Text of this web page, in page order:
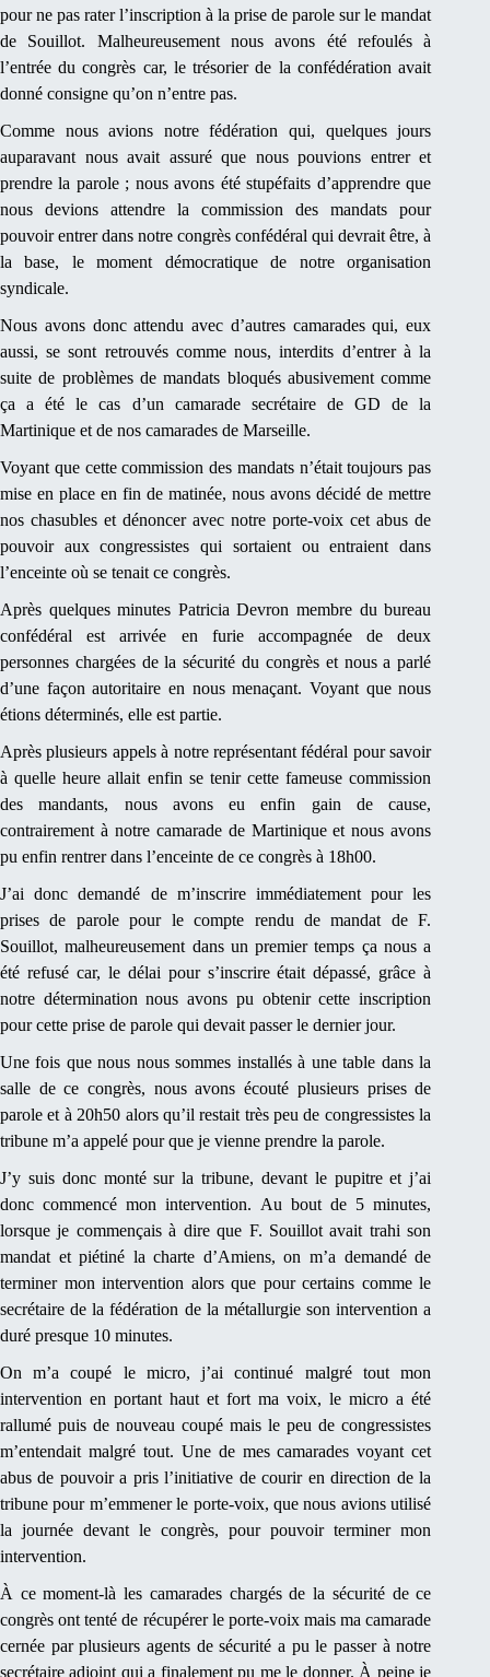
pour ne pas rater l’inscription à la prise de parole sur le mandat
de Souillot. Malheureusement nous avons été refoulés à
l’entrée du congrès car, le trésorier de la confédération avait
donné consigne qu’on n’entre pas.
Comme nous avions notre fédération qui, quelques jours
auparavant nous avait assuré que nous pouvions entrer et
prendre la parole ; nous avons été stupéfaits d’apprendre que
nous devions attendre la commission des mandats pour
pouvoir entrer dans notre congrès confédéral qui devrait être, à
la base, le moment démocratique de notre organisation
syndicale.
Nous avons donc attendu avec d’autres camarades qui, eux
aussi, se sont retrouvés comme nous, interdits d’entrer à la
suite de problèmes de mandats bloqués abusivement comme
ça a été le cas d’un camarade secrétaire de GD de la
Martinique et de nos camarades de Marseille.
Voyant que cette commission des mandats n’était toujours pas
mise en place en fin de matinée, nous avons décidé de mettre
nos chasubles et dénoncer avec notre porte-voix cet abus de
pouvoir aux congressistes qui sortaient ou entraient dans
l’enceinte où se tenait ce congrès.
Après quelques minutes Patricia Devron membre du bureau
confédéral est arrivée en furie accompagnée de deux
personnes chargées de la sécurité du congrès et nous a parlé
d’une façon autoritaire en nous menaçant. Voyant que nous
étions déterminés, elle est partie.
Après plusieurs appels à notre représentant fédéral pour savoir
à quelle heure allait enfin se tenir cette fameuse commission
des mandants, nous avons eu enfin gain de cause,
contrairement à notre camarade de Martinique et nous avons
pu enfin rentrer dans l’enceinte de ce congrès à 18h00.
J’ai donc demandé de m’inscrire immédiatement pour les
prises de parole pour le compte rendu de mandat de F.
Souillot, malheureusement dans un premier temps ça nous a
été refusé car, le délai pour s’inscrire était dépassé, grâce à
notre détermination nous avons pu obtenir cette inscription
pour cette prise de parole qui devait passer le dernier jour.
Une fois que nous nous sommes installés à une table dans la
salle de ce congrès, nous avons écouté plusieurs prises de
parole et à 20h50 alors qu’il restait très peu de congressistes la
tribune m’a appelé pour que je vienne prendre la parole.
J’y suis donc monté sur la tribune, devant le pupitre et j’ai
donc commencé mon intervention. Au bout de 5 minutes,
lorsque je commençais à dire que F. Souillot avait trahi son
mandat et piétiné la charte d’Amiens, on m’a demandé de
terminer mon intervention alors que pour certains comme le
secrétaire de la fédération de la métallurgie son intervention a
duré presque 10 minutes.
On m’a coupé le micro, j’ai continué malgré tout mon
intervention en portant haut et fort ma voix, le micro a été
rallumé puis de nouveau coupé mais le peu de congressistes
m’entendait malgré tout. Une de mes camarades voyant cet
abus de pouvoir a pris l’initiative de courir en direction de la
tribune pour m’emmener le porte-voix, que nous avions utilisé
la journée devant le congrès, pour pouvoir terminer mon
intervention.
À ce moment-là les camarades chargés de la sécurité de ce
congrès ont tenté de récupérer le porte-voix mais ma camarade
cernée par plusieurs agents de sécurité a pu le passer à notre
secrétaire adjoint qui a finalement pu me le donner. À peine je